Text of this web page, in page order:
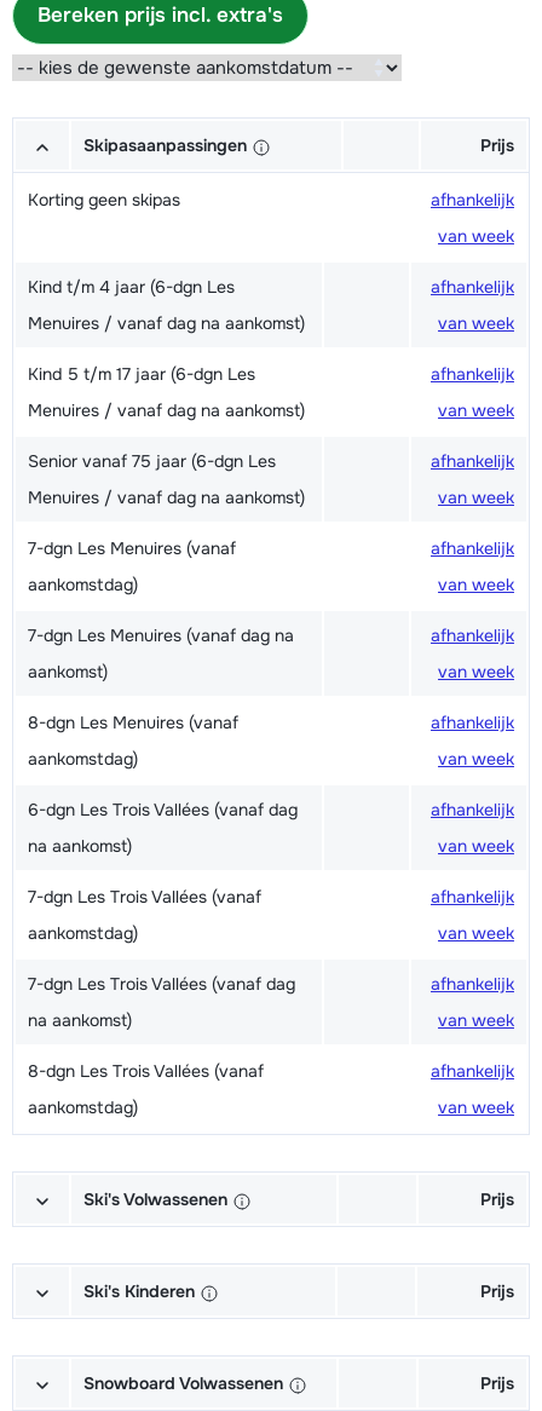
Bereken prijs incl. extra's
Skipasaanpassingen Prijs
Korting geen skipas
afhankelijk
van week
Kind t/m 4 jaar (6-dgn Les
Menuires / vanaf dag na aankomst)
afhankelijk
van week
Kind 5 t/m 17 jaar (6-dgn Les
Menuires / vanaf dag na aankomst)
afhankelijk
van week
Senior vanaf 75 jaar (6-dgn Les
Menuires / vanaf dag na aankomst)
afhankelijk
van week
7-dgn Les Menuires (vanaf
aankomstdag)
afhankelijk
van week
7-dgn Les Menuires (vanaf dag na
aankomst)
afhankelijk
van week
8-dgn Les Menuires (vanaf
aankomstdag)
afhankelijk
van week
6-dgn Les Trois Vallées (vanaf dag
na aankomst)
afhankelijk
van week
7-dgn Les Trois Vallées (vanaf
aankomstdag)
afhankelijk
van week
7-dgn Les Trois Vallées (vanaf dag
na aankomst)
afhankelijk
van week
8-dgn Les Trois Vallées (vanaf
aankomstdag)
afhankelijk
van week
Ski's Volwassenen Prijs
Schoenen + Stokken (6/7 dagen)
van week
Stokken (6/7 dagen)
van week
Ski's Kinderen Prijs
Schoenen + Stokken (6/7 dagen)
van week
Snowboard Volwassenen Prijs